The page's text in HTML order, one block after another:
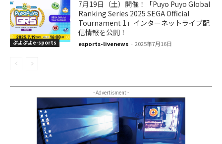
ぷよぷよe-sports
7月19日（土）開催！「Puyo Puyo Global
Ranking Series 2025 SEGA Official
Tournament 1」インターネットライブ配
信情報を公開！
esports-livenews - 2025年7月16日
- Advertisment -